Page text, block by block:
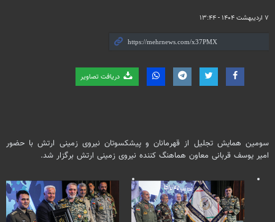
۷ اردیبهشت ۱۴۰۴ - ۱۳:۴۴
دریافت تصاویر
سومین همایش تجلیل از قهرمانان و پیشکسوتان نیروی زمینی ارتش با حضور
امیر یوسف قربانی معاون هماهنگ کننده نیروی زمینی ارتش برگزار شد.